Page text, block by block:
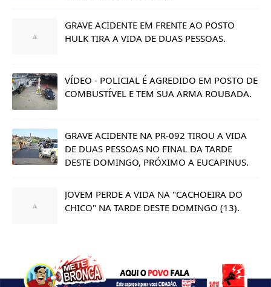
GRAVE ACIDENTE EM FRENTE AO POSTO
HULK TIRA A VIDA DE DUAS PESSOAS.
VÍDEO - POLICIAL É AGREDIDO EM POSTO DE
COMBUSTÍVEL E TEM SUA ARMA ROUBADA.
GRAVE ACIDENTE NA PR-092 TIROU A VIDA
DE DUAS PESSOAS NO FINAL DA TARDE
DESTE DOMINGO, PRÓXIMO A EUCAPINUS.
JOVEM PERDE A VIDA NA "CACHOEIRA DO
CHICO" NA TARDE DESTE DOMINGO (13).